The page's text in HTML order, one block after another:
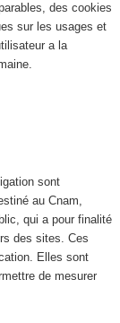
des cookies
sur les usages et
a la
sont
au Cnam,
qui a pour finalité
des sites. Ces
Elles sont
de mesurer